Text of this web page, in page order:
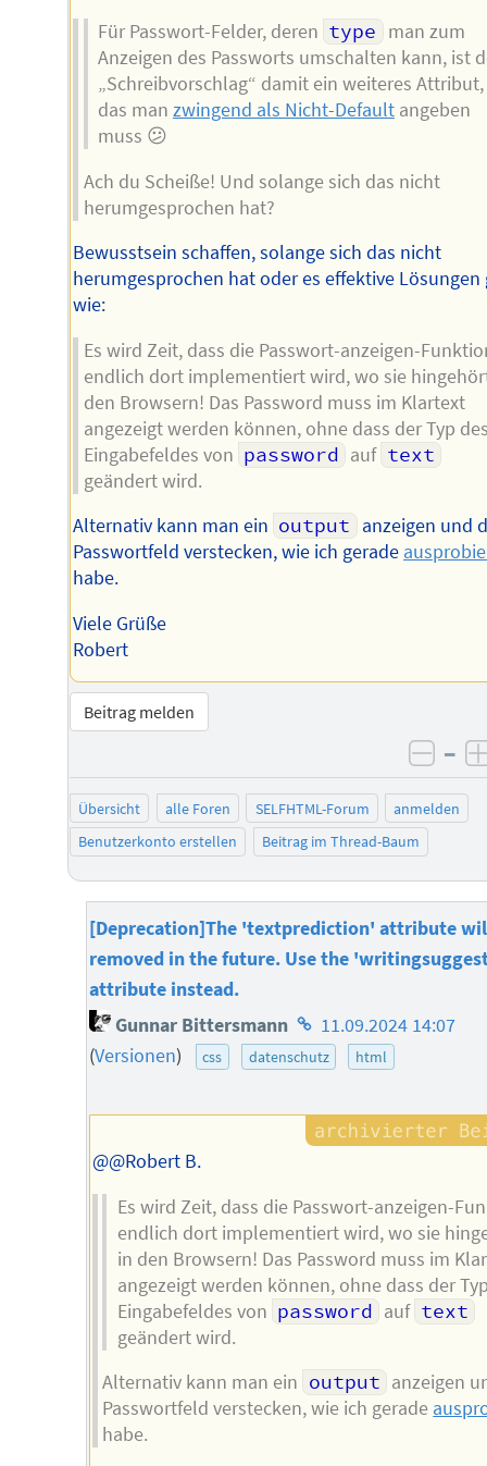
Für Passwort-Felder, deren type man zum
Anzeigen des Passworts umschalten kann, ist
„Schreibvorschlag“ damit ein weiteres Attribut,
das man zwingend als Nicht-Defaultangeben
muss 😕
Ach du Scheiße! Und solange sich das nicht
herumgesprochen hat?
Bewusstsein schaffen, solange sich das nicht
herumgesprochen hat oder es effektive Lösungen
wie:
Es wird Zeit, dass die Passwort-anzeigen-
endlich dort implementiert wird, wo sie
den Browsern! Das Password muss im Klartext
angezeigt werden können, ohne dass der Typ
Eingabefeldes von password auf text
geändert wird.
Alternativ kann man ein output anzeigen und
Passwortfeld verstecken, wie ich gerade
habe.
Viele Grüße
Robert
Beitrag melden
–
Übersicht alle Foren SELFHTML-Forum
anmelden
Benutzerkonto erstellen
Beitrag im Thread-Baum
[Deprecation]The 'textprediction' attribute
removed in the future. Use the
attribute instead.
Gunnar Bittersmann Homepage
des
11.09.2024 14:07
(Versionen) css datenschutz html
@@Robert B.
Es wird Zeit, dass die Passwort-anzeigen-
endlich dort implementiert wird, wo sie
in den Browsern! Das Password muss im
angezeigt werden können, ohne dass der
Eingabefeldes von password auf text
geändert wird.
Alternativ kann man ein output anzeigen
Passwortfeld verstecken, wie ich gerade
habe.